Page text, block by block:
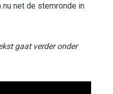
nu net de stemronde in
gaat verder onder